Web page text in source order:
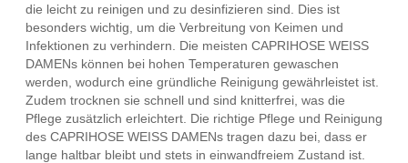
die leicht zu reinigen und zu desinfizieren sind. Dies ist
besonders wichtig, um die Verbreitung von Keimen und
Infektionen zu verhindern. Die meisten CAPRIHOSE WEISS
DAMENs können bei hohen Temperaturen gewaschen
werden, wodurch eine gründliche Reinigung gewährleistet ist.
Zudem trocknen sie schnell und sind knitterfrei, was die
Pflege zusätzlich erleichtert. Die richtige Pflege und Reinigung
des CAPRIHOSE WEISS DAMENs tragen dazu bei, dass er
lange haltbar bleibt und stets in einwandfreiem Zustand ist.